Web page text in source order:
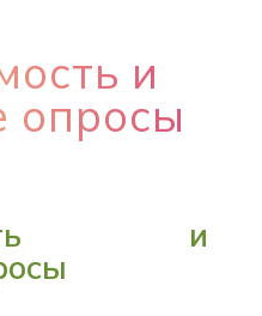
и
опросы
и